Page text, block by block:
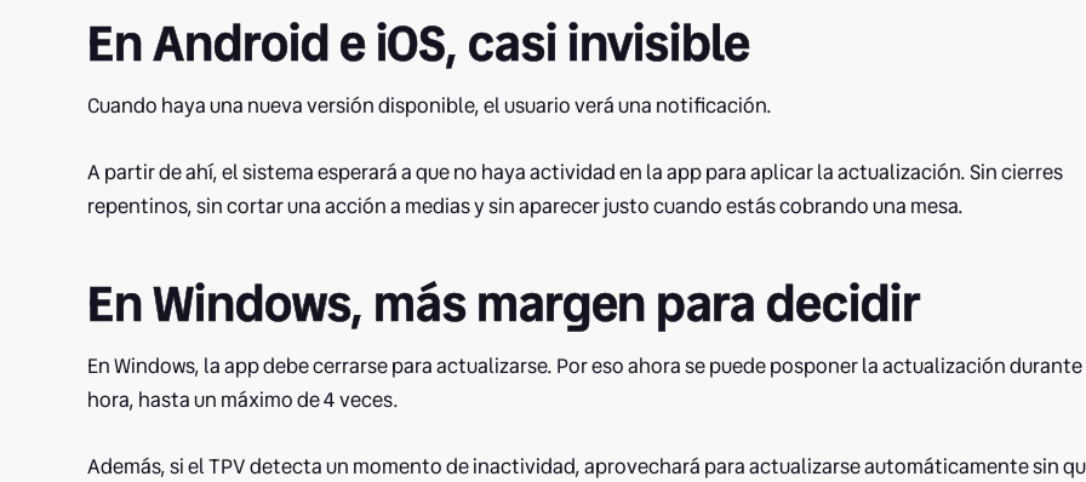
En Android e iOS, casi invisible
Cuando haya una nueva versión disponible, el usuario verá una notificación.
A partir de ahí, el sistema esperará a que no haya actividad en la app para aplicar la actualización. Sin cierres
repentinos, sin cortar una acción a medias y sin aparecer justo cuando estás cobrando una mesa.
En Windows, más margen para decidir
En Windows, la app debe cerrarse para actualizarse. Por eso ahora se puede posponer la actualización durante
hora, hasta un máximo de 4 veces.
Además, si el TPV detecta un momento de inactividad, aprovechará para actualizarse automáticamente sin